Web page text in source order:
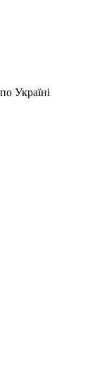
Україні